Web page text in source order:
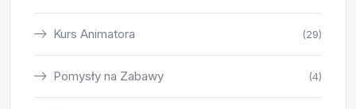
Kurs Animatora (29)
Pomysły na Zabawy (4)